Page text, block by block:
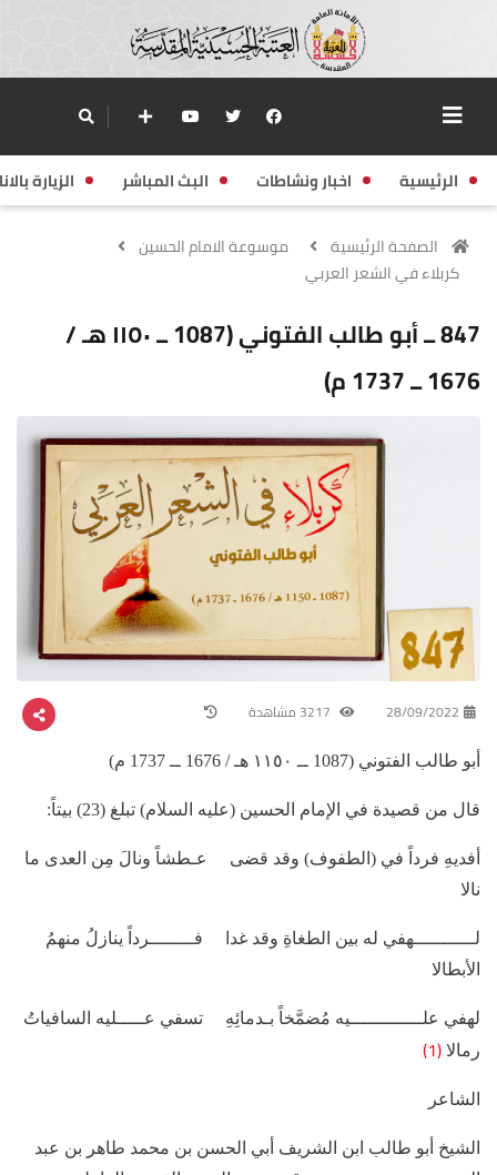
الرئيسية اخبار ونشاطات البث المباشر الزيارة
الصفحة الرئيسية
موسوعة الامام الحسين
كربلاء في الشعر العربي
847 ــ أبو طالب الفتوني (1087 ــ ١١٥٠ هـ /
1676 ــ 1737 م)
28/09/2022
أبو طالب الفتوني (1087 ــ ١١٥٠ هـ / 1676 ــ 1737 م)
قال من قصيدة في الإمام الحسين (عليه السلام) تبلغ (23) بيتاً:
أفديهِ فرداً في (الطفوف) وقد قضى عـطشاً ونالَ مِن العدى ما
نالا
لـــــــــــهفي له بين الطغاةِ وقد غدا فــــــــرداً ينازلُ منهمُ
الأبطالا
لهفي علـــــــــــــيه مُضمَّخاً بـدمائِهِ تسفي عـــــليه السافياتُ
رمالا (1)
الشاعر
الشيخ أبو طالب ابن الشريف أبي الحسن بن محمد طاهر بن عبد